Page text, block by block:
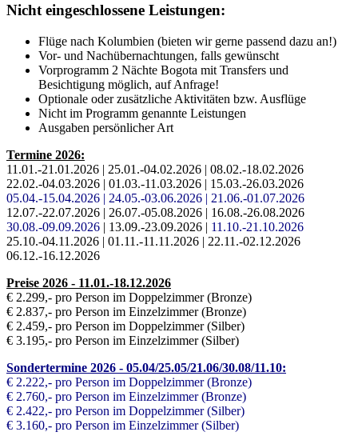
Nicht eingeschlossene Leistungen:
Flüge nach Kolumbien (bieten wir gerne passend dazu an!)
Vor- und Nachübernachtungen, falls gewünscht
Vorprogramm 2 Nächte Bogota mit Transfers und
Besichtigung möglich, auf Anfrage!
Optionale oder zusätzliche Aktivitäten bzw. Ausflüge
Nicht im Programm genannte Leistungen
Ausgaben persönlicher Art
Termine 2026:
11.01.-21.01.2026 | 25.01.-04.02.2026 | 08.02.-18.02.2026
22.02.-04.03.2026 | 01.03.-11.03.2026 | 15.03.-26.03.2026
05.04.-15.04.2026 | 24.05.-03.06.2026 | 21.06.-01.07.2026
12.07.-22.07.2026 | 26.07.-05.08.2026 | 16.08.-26.08.2026
30.08.-09.09.2026 | 13.09.-23.09.2026 | 11.10.-21.10.2026
25.10.-04.11.2026 | 01.11.-11.11.2026 | 22.11.-02.12.2026
06.12.-16.12.2026
Preise 2026 - 11.01.-18.12.2026
€ 2.299,- pro Person im Doppelzimmer (Bronze)
€ 2.837,- pro Person im Einzelzimmer (Bronze)
€ 2.459,- pro Person im Doppelzimmer (Silber)
€ 3.195,- pro Person im Einzelzimmer (Silber)
Sondertermine 2026 - 05.04/25.05/21.06/30.08/11.10:
€ 2.222,- pro Person im Doppelzimmer (Bronze)
€ 2.760,- pro Person im Einzelzimmer (Bronze)
€ 2.422,- pro Person im Doppelzimmer (Silber)
€ 3.160,- pro Person im Einzelzimmer (Silber)